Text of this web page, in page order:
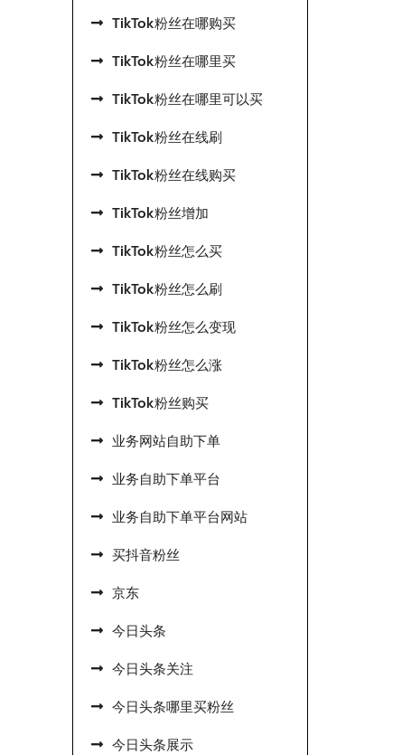
TikTok粉丝在哪购买
TikTok粉丝在哪里买
TikTok粉丝在哪里可以买
TikTok粉丝在线刷
TikTok粉丝在线购买
TikTok粉丝增加
TikTok粉丝怎么买
TikTok粉丝怎么刷
TikTok粉丝怎么变现
TikTok粉丝怎么涨
TikTok粉丝购买
业务网站自助下单
业务自助下单平台
业务自助下单平台网站
买抖音粉丝
京东
今日头条
今日头条关注
今日头条哪里买粉丝
今日头条展示